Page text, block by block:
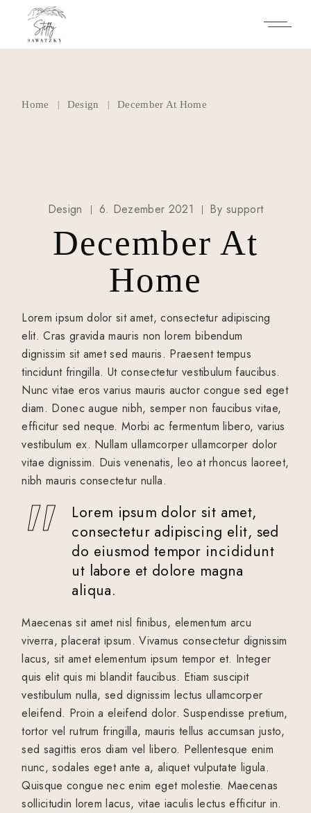
Home Design December At Home
Design 6. Dezember 2021 By support
December At
Home
Lorem ipsum dolor sit amet, consectetur adipiscing
elit. Cras gravida mauris non lorem bibendum
dignissim sit amet sed mauris. Praesent tempus
tincidunt fringilla. Ut consectetur vestibulum faucibus.
Nunc vitae eros varius mauris auctor congue sed eget
diam. Donec augue nibh, semper non faucibus vitae,
efficitur sed neque. Morbi ac fermentum libero, varius
vestibulum ex. Nullam ullamcorper ullamcorper dolor
vitae dignissim. Duis venenatis, leo at rhoncus laoreet,
nibh mauris consectetur nulla.
Lorem ipsum dolor sit amet,
consectetur adipiscing elit, sed
do eiusmod tempor incididunt
ut labore et dolore magna
aliqua.
Maecenas sit amet nisl finibus, elementum arcu
viverra, placerat ipsum. Vivamus consectetur dignissim
lacus, sit amet elementum ipsum tempor et. Integer
quis elit quis mi blandit faucibus. Etiam suscipit
vestibulum nulla, sed dignissim lectus ullamcorper
eleifend. Proin a eleifend dolor. Suspendisse pretium,
tortor vel rutrum fringilla, mauris tellus accumsan justo,
sed sagittis eros diam vel libero. Pellentesque enim
nunc, sodales eget ante a, aliquet vulputate ligula.
Quisque congue nec enim eget molestie. Maecenas
sollicitudin lorem lacus, vitae iaculis lectus efficitur in.